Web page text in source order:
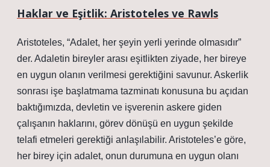
Haklar ve Eşitlik: Aristoteles ve Rawls
Aristoteles, “Adalet, her şeyin yerli yerinde olmasıdır”
der. Adaletin bireyler arası eşitlikten ziyade, her bireye
en uygun olanın verilmesi gerektiğini savunur. Askerlik
sonrası işe başlatmama tazminatı konusuna bu açıdan
baktığımızda, devletin ve işverenin askere giden
çalışanın haklarını, görev dönüşü en uygun şekilde
telafi etmeleri gerektiği anlaşılabilir. Aristoteles’e göre,
her birey için adalet, onun durumuna en uygun olanı